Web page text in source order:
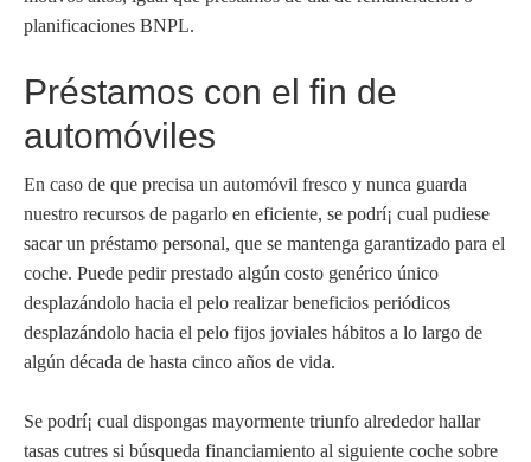
planificaciones BNPL.
Préstamos con el fin de
automóviles
En caso de que precisa un automóvil fresco y nunca guarda
nuestro recursos de pagarlo en eficiente, se podrí¡ cual pudiese
sacar un préstamo personal, que se mantenga garantizado para el
coche. Puede pedir prestado algún costo genérico único
desplazándolo hacia el pelo realizar beneficios periódicos
desplazándolo hacia el pelo fijos joviales hábitos a lo largo de
algún década de hasta cinco años de vida.
Se podrí¡ cual dispongas mayormente triunfo alrededor hallar
tasas cutres si búsqueda financiamiento al siguiente coche sobre